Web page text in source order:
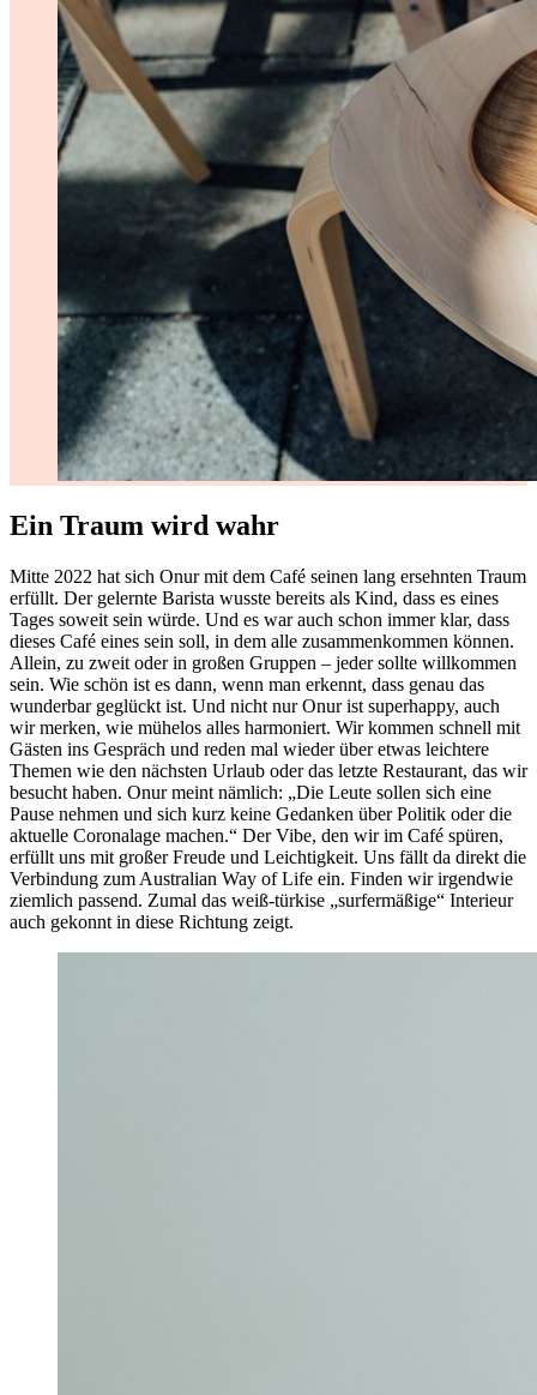
Ein Traum wird wahr
Mitte 2022 hat sich Onur mit dem Café seinen lang ersehnten Traum
erfüllt. Der gelernte Barista wusste bereits als Kind, dass es eines
Tages soweit sein würde. Und es war auch schon immer klar, dass
dieses Café eines sein soll, in dem alle zusammenkommen können.
Allein, zu zweit oder in großen Gruppen – jeder sollte willkommen
sein. Wie schön ist es dann, wenn man erkennt, dass genau das
wunderbar geglückt ist. Und nicht nur Onur ist superhappy, auch
wir merken, wie mühelos alles harmoniert. Wir kommen schnell mit
Gästen ins Gespräch und reden mal wieder über etwas leichtere
Themen wie den nächsten Urlaub oder das letzte Restaurant, das wir
besucht haben. Onur meint nämlich: „Die Leute sollen sich eine
Pause nehmen und sich kurz keine Gedanken über Politik oder die
aktuelle Coronalage machen.“ Der Vibe, den wir im Café spüren,
erfüllt uns mit großer Freude und Leichtigkeit. Uns fällt da direkt die
Verbindung zum Australian Way of Life ein. Finden wir irgendwie
ziemlich passend. Zumal das weiß-türkise „surfermäßige“ Interieur
auch gekonnt in diese Richtung zeigt.